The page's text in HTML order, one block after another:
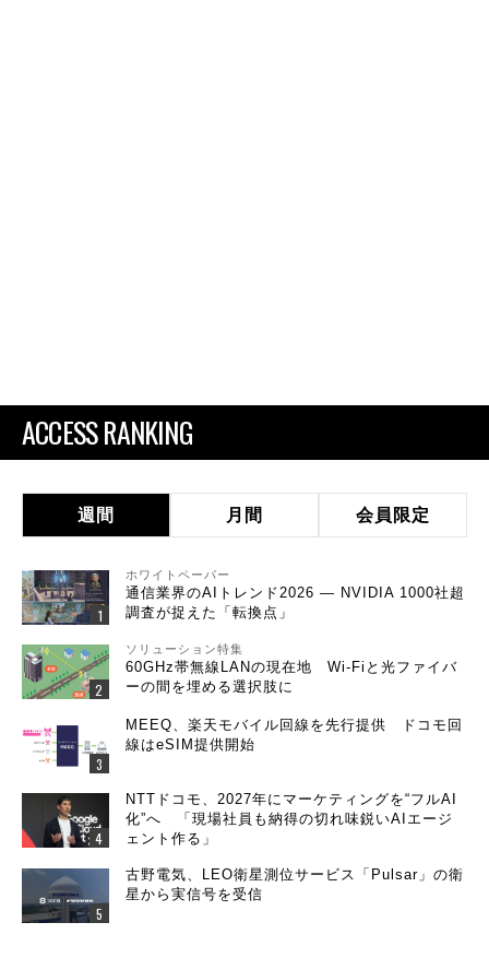
ACCESS RANKING
週間 月間 会員限定
ホワイトペーパー
通信業界のAIトレンド2026 ― NVIDIA 1000社超
調査が捉えた「転換点」
ソリューション特集
60GHz帯無線LANの現在地 Wi-Fiと光ファイバ
ーの間を埋める選択肢に
MEEQ、楽天モバイル回線を先行提供 ドコモ回
線はeSIM提供開始
NTTドコモ、2027年にマーケティングを“フルAI
化”へ 「現場社員も納得の切れ味鋭いAIエージ
ェント作る」
古野電気、LEO衛星測位サービス「Pulsar」の衛
星から実信号を受信